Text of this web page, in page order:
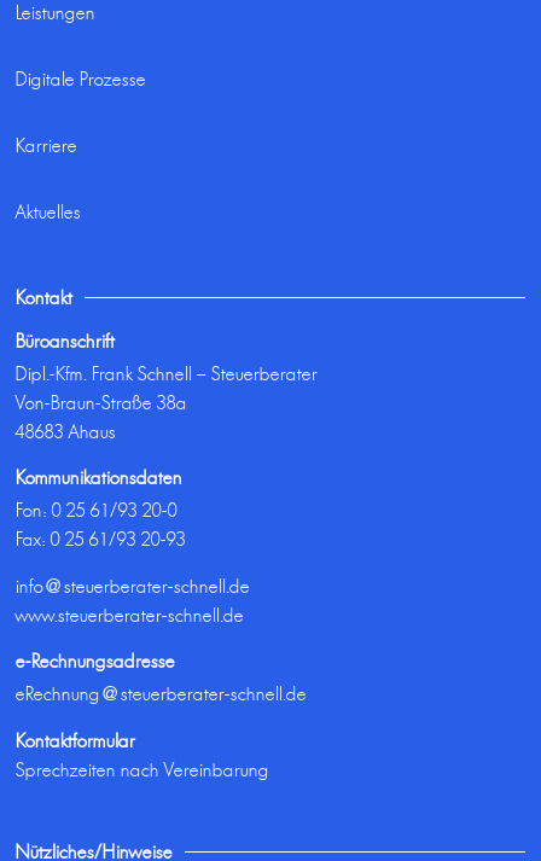
Leistungen
Digitale Prozesse
Karriere
Aktuelles
Kontakt
Büroanschrift
Dipl.-Kfm. Frank Schnell – Steuerberater
Von-Braun-Straße 38a
48683 Ahaus
Kommunikationsdaten
Fon:0 25 61/93 20-0
Fax: 0 25 61/93 20-93
info@steuerberater-schnell.de
www.steuerberater-schnell.de
e-Rechnungsadresse
eRechnung@steuerberater-schnell.de
Kontaktformular
Sprechzeiten nach Vereinbarung
Nützliches/Hinweise